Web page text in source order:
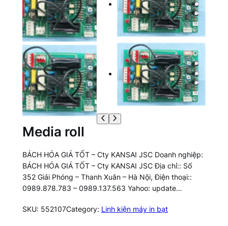
Media roll
BÁCH HÓA GIÁ TỐT – Cty KANSAI JSC Doanh nghiệp:
BÁCH HÓA GIÁ TỐT – Cty KANSAI JSC Địa chỉ:: Số
352 Giải Phóng – Thanh Xuân – Hà Nội, Điện thoại::
0989.878.783 – 0989.137.563 Yahoo: update…
SKU: 552107Category: Linh kiện máy in bạt